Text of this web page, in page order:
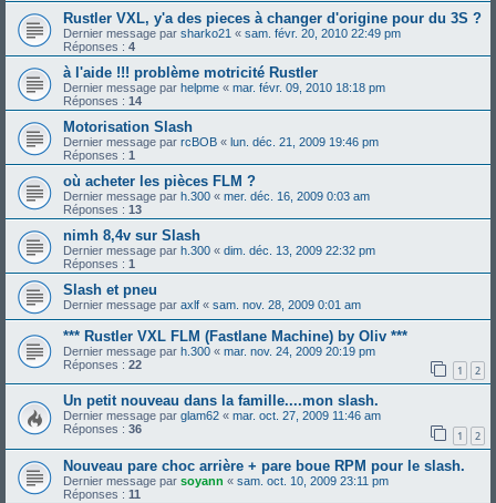
Rustler VXL, y'a des pieces à changer d'origine pour du 3S ?
Dernier message par sharko21 « sam. févr. 20, 2010 22:49 pm
Réponses : 4
à l'aide !!! problème motricité Rustler
Dernier message par helpme « mar. févr. 09, 2010 18:18 pm
Réponses : 14
Motorisation Slash
Dernier message par rcBOB « lun. déc. 21, 2009 19:46 pm
Réponses : 1
où acheter les pièces FLM ?
Dernier message par h.300 « mer. déc. 16, 2009 0:03 am
Réponses : 13
nimh 8,4v sur Slash
Dernier message par h.300 « dim. déc. 13, 2009 22:32 pm
Réponses : 1
Slash et pneu
Dernier message par axlf « sam. nov. 28, 2009 0:01 am
*** Rustler VXL FLM (Fastlane Machine) by Oliv ***
Dernier message par h.300 « mar. nov. 24, 2009 20:19 pm
Réponses : 22 1 2
Un petit nouveau dans la famille....mon slash.
Dernier message par glam62 « mar. oct. 27, 2009 11:46 am
Réponses : 36 1 2
Nouveau pare choc arrière + pare boue RPM pour le slash.
Dernier message par soyann « sam. oct. 10, 2009 23:11 pm
Réponses : 11